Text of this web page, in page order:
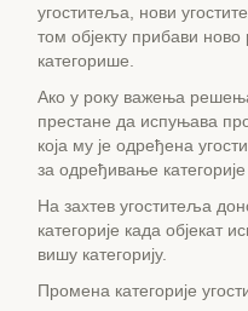
угоститеља, нови
том објекту прибави
категорише.
Ако у року важења решења
престане да испуњава
која му је одређена
за одређивање категорије
На захтев угоститеља
категорије када објекат
вишу категорију.
Промена категорије